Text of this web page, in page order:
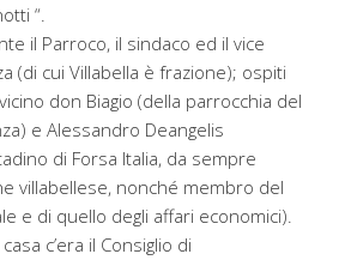
“.
il Parroco, il sindaco ed il vice
(di cui Villabella è frazione); ospiti
don Biagio (della parrocchia del
e Alessandro Deangelis
di Forsa Italia, da sempre
villabellese, nonché membro del
e di quello degli affari economici).
c’era il Consiglio di